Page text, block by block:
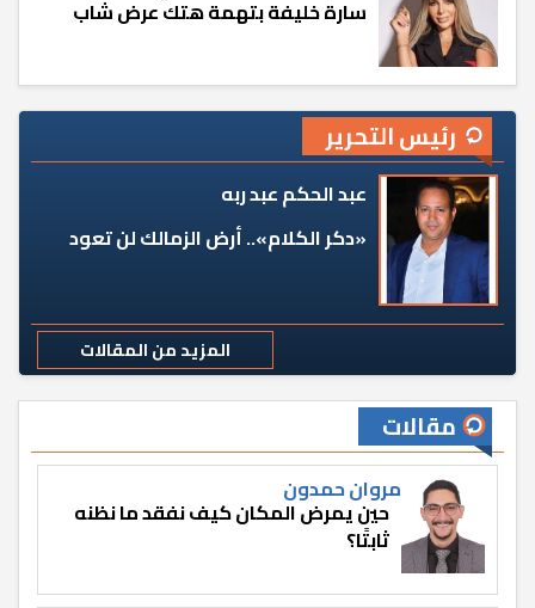
سارة خليفة بتهمة هتك عرض شاب
رئيس التحرير
عبد الحكم عبد ربه
«دكر الكلام».. أرض الزمالك لن تعود
المزيد من المقالات
مقالات
مروان حمدون
حين يمرض المكان كيف نفقد ما نظنه
ثابتًا؟